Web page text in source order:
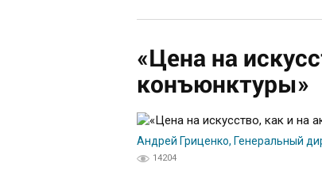
«Цена на
конъюнктуры»
Андрей Гриценко, Генеральный
14204